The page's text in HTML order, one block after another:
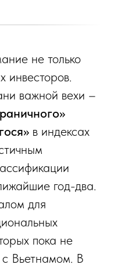
не только
инвесторов.
важной вехи –
в индексах
год-два.
для
пока не
Вьетнамом. В